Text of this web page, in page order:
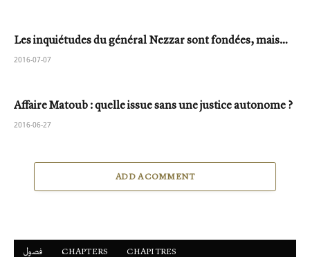
Les inquiétudes du général Nezzar sont fondées, mais…
2016-07-07
Affaire Matoub : quelle issue sans une justice autonome ?
2016-06-27
ADD A COMMENT
فصول ْCHAPTERS CHAPITRES